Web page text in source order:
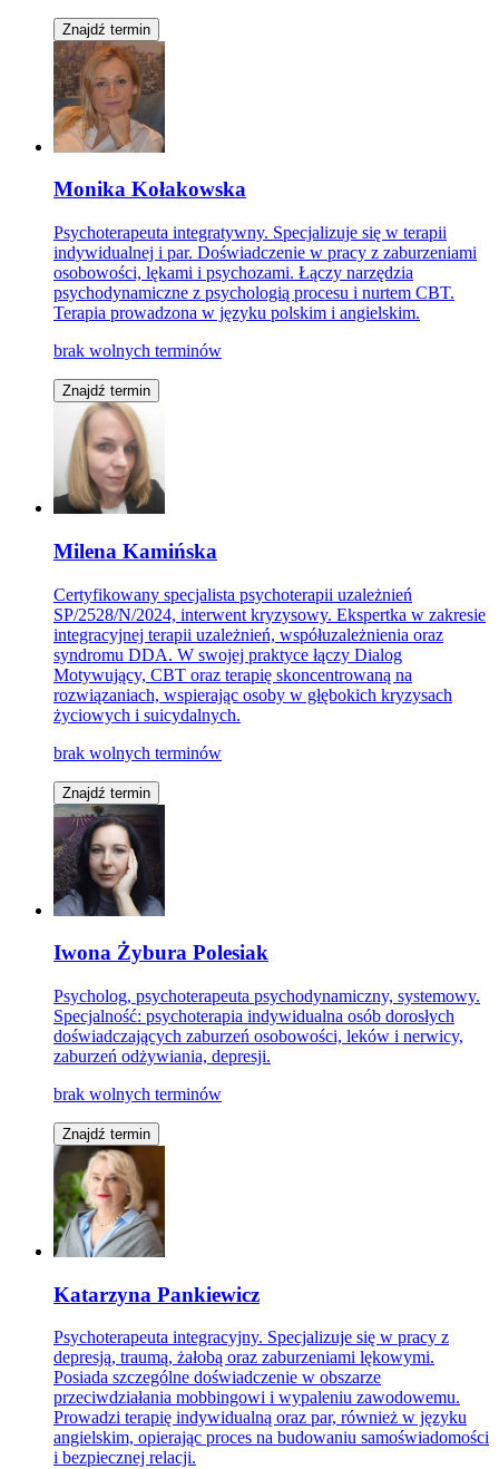
Znajdź termin
Monika Kołakowska
Psychoterapeuta integratywny. Specjalizuje się w terapii
indywidualnej i par. Doświadczenie w pracy z zaburzeniami
osobowości, lękami i psychozami. Łączy narzędzia
psychodynamiczne z psychologią procesu i nurtem CBT.
Terapia prowadzona w języku polskim i angielskim.
brak wolnych terminów
Znajdź termin
Milena Kamińska
Certyfikowany specjalista psychoterapii uzależnień
SP/2528/N/2024, interwent kryzysowy. Ekspertka w zakresie
integracyjnej terapii uzależnień, współuzależnienia oraz
syndromu DDA. W swojej praktyce łączy Dialog
Motywujący, CBT oraz terapię skoncentrowaną na
rozwiązaniach, wspierając osoby w głębokich kryzysach
życiowych i suicydalnych.
brak wolnych terminów
Znajdź termin
Iwona Żybura Polesiak
Psycholog, psychoterapeuta psychodynamiczny, systemowy.
Specjalność: psychoterapia indywidualna osób dorosłych
doświadczających zaburzeń osobowości, leków i nerwicy,
zaburzeń odżywiania, depresji.
brak wolnych terminów
Znajdź termin
Katarzyna Pankiewicz
Psychoterapeuta integracyjny. Specjalizuje się w pracy z
depresją, traumą, żałobą oraz zaburzeniami lękowymi.
Posiada szczególne doświadczenie w obszarze
przeciwdziałania mobbingowi i wypaleniu zawodowemu.
Prowadzi terapię indywidualną oraz par, również w języku
angielskim, opierając proces na budowaniu samoświadomości
i bezpiecznej relacji.